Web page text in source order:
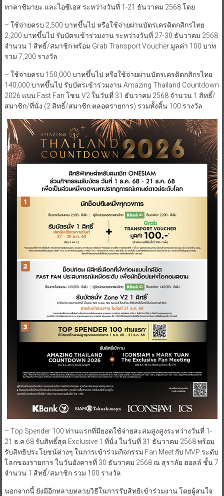
ทาคาชิมายะ และไอซีเอส ระหว่างวันที่ 1-21 ธันวาคม 2568 โดย
– ใช้จ่ายครบ 2,500 บาทขึ้นไป หรือใช้จ่ายผ่านบัตรเครดิตกสิกรไทย
2,200 บาทขึ้นไป รับบัตรเข้าร่วมงาน ระหว่างวันที่ 27-30 ธันวาคม 2568
จำนวน 1 สิทธิ์/สมาชิก พร้อม Grab Transport Voucher มูลค่า 100 บาท
รวม 7,200 รางวัล
– ใช้จ่ายครบ 150,000 บาทขึ้นไป หรือใช้จ่ายผ่านบัตรเครดิตกสิกรไทย
140,000 บาทขึ้นไป รับบัตรเข้าร่วมงาน Amazing Thailand Countdown
2026 แบบ Fast Fan โซน V2 ในวันที่ 31 ธันวาคม 2568 จำนวน 1 สิทธิ์/
สมาชิก/ที่นั่ง (2 สิทธิ์/สมาชิก ตลอดรายการ) รวมทั้งสิ้น 100 รางวัล
– Top Spender 100 ท่านแรกที่มียอดใช้จ่ายสะสมสูงสูงระหว่างวันที่ 1-
21 ธ.ค.68 รับสิทธิ์สุด Exclusive 1 ที่นั่ง ในวันที่ 31 ธันวาคม 2568 พร้อม
รับสิทธิประโยชน์ต่างๆ ในการเข้าร่วมกิจกรรม Fan Meet กับ MVP ระดับ
โลกของรายการ ในวันอังคารที่ 30 ธันวาคม 2568 ณ สุราลัย ฮอลล์ ชั้น 7
จำนวน 1 สิทธิ์/สมาชิก รวม 100 รางวัล
นอกจากนี้ ยังมีอีกหลายหลายวิธีในการรับสิทธิเข้าร่วมงาน โดยผู้สนใจ